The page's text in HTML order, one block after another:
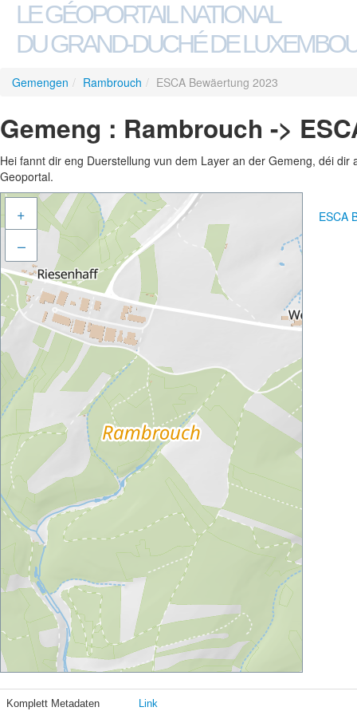
LE GÉOPORTAIL NATIONAL
DU GRAND-DUCHÉ DE
Gemengen / Rambrouch / ESCA Bewäertung 2023
Gemeng : Rambrouch ->
Hei fannt dir eng Duerstellung vun dem Layer an der Gemeng, déi
Geoportal.
+
–
ESCA
Komplett Metadaten Link